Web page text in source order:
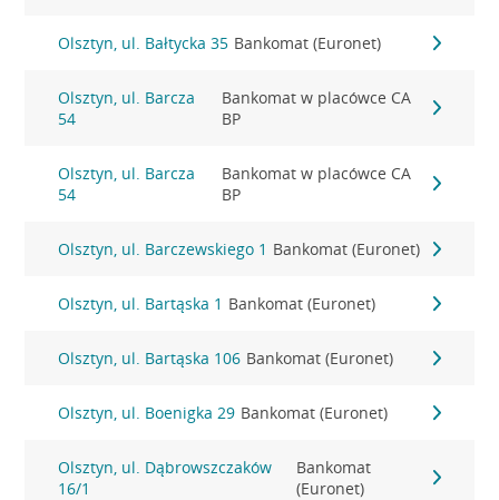
Olsztyn, ul. Bałtycka 35 Bankomat (Euronet)
Olsztyn, ul. Barcza
54
Bankomat w placówce CA
BP
Olsztyn, ul. Barcza
54
Bankomat w placówce CA
BP
Olsztyn, ul. Barczewskiego 1 Bankomat (Euronet)
Olsztyn, ul. Bartąska 1 Bankomat (Euronet)
Olsztyn, ul. Bartąska 106 Bankomat (Euronet)
Olsztyn, ul. Boenigka 29 Bankomat (Euronet)
Olsztyn, ul. Dąbrowszczaków
16/1
Bankomat
(Euronet)